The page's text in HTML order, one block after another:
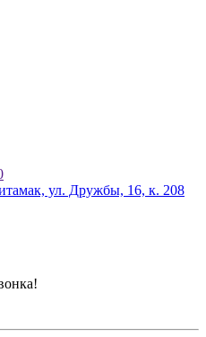
ул. Дружбы, 16, к. 208